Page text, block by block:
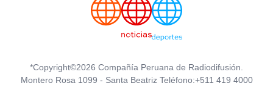
*Copyright©2026 Compañía Peruana de Radiodifusión.
Montero Rosa 1099 - Santa Beatriz Teléfono:+511 419 4000